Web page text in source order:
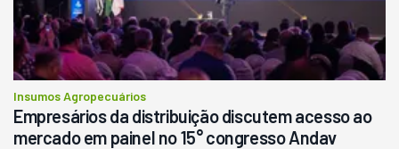
Insumos Agropecuários
Empresários da distribuição discutem acesso ao
mercado em painel no 15° congresso Andav